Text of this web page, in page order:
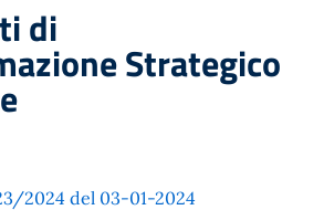
di
Strategico
2024 del 03-01-2024